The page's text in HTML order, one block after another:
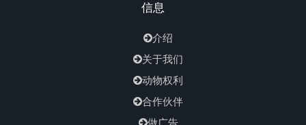
信息
介绍
关于我们
动物权利
合作伙伴